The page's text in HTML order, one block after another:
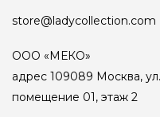
store@ladycollection.com
ООО «МЕКО»
адрес 109089 Москва,
помещение 01, этаж 2